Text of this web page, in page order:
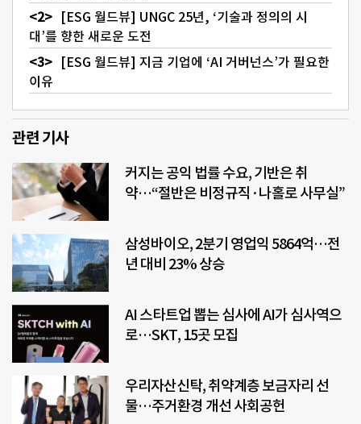
[ESG 월드뷰] UNGC 25년, ‘기술과 정의의 시
대’를 향한 새로운 도전
[ESG 월드뷰] 지금 기업에 ‘AI 거버넌스’가 필요한
이유
관련 기사
커지는 공익 법률 수요, 기반은 취
약…“절반은 비정규직·나홀로 사무실”
삼성바이오, 2분기 영업익 5864억…전
년 대비 23% 상승
AI 스타트업 뽑는 심사에 AI가 심사역으
로…SKT, 15곳 모집
우리자산신탁, 취약계층 보금자리 선
물…주거환경 개선 사회공헌